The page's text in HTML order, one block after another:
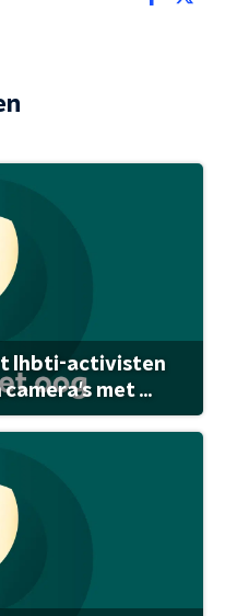
lhbti-activisten
met ...